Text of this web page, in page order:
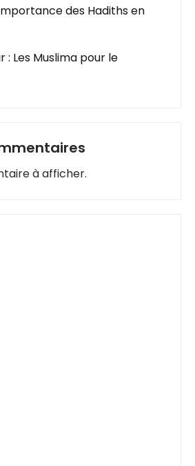
des Hadiths en
: Les Muslima pour le
à afficher.